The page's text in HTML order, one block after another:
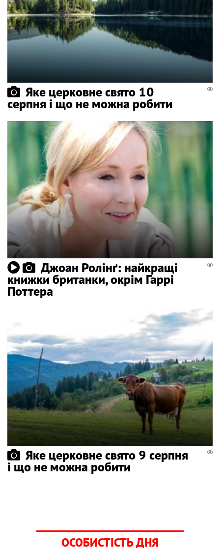
Яке церковне свято 10
серпня і що не можна робити
Джоан Ролінґ: найкращі
книжки британки, окрім Гаррі
Поттера
Яке церковне свято 9 серпня
і що не можна робити
ОСОБИСТІСТЬ ДНЯ